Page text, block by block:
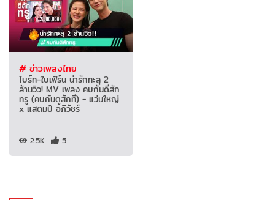
# ข่าวเพลงไทย
ไบร์ท-ใบเฟิร์น น่ารักทะลุ 2
ล้านวิว! MV เพลง คบกันดีสัก
ทรู (คบกันดูสักที) - แว่นใหญ่
x แสตมป์ อภิวัชร์
2.5K 5